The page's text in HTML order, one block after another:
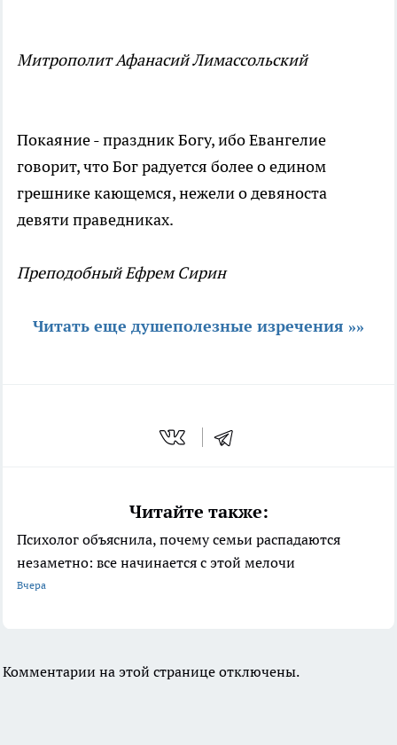
Митрополит Афанасий Лимассольский
Покаяние - праздник Богу, ибо Евангелие
говорит, что Бог радуется более о едином
грешнике кающемся, нежели о девяноста
девяти праведниках.
Преподобный Ефрем Сирин
Читать еще душеполезные изречения »»
Читайте также:
Психолог объяснила, почему семьи распадаются
незаметно: все начинается с этой мелочи
Вчера
Комментарии на этой странице отключены.